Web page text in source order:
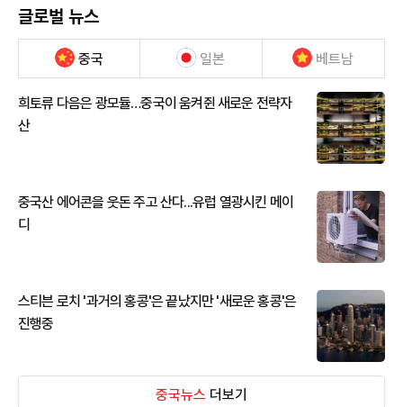
글로벌 뉴스
중국 일본 베트남
희토류 다음은 광모듈…중국이 움켜쥔 새로운 전략자
산
중국산 에어콘을 웃돈 주고 산다...유럽 열광시킨 메이
디
스티븐 로치 '과거의 홍콩'은 끝났지만 '새로운 홍콩'은
진행중
중국뉴스 더보기